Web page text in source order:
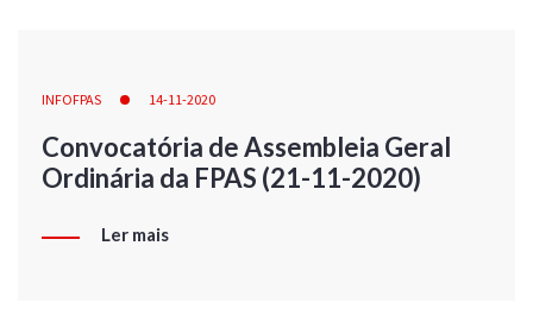
INFOFPAS 14-11-2020
Convocatória de Assembleia Geral
Ordinária da FPAS (21-11-2020)
Ler mais